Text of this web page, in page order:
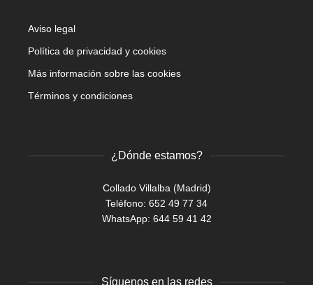
Aviso legal
Política de privacidad y cookies
Más información sobre las cookies
Términos y condiciones
¿Dónde estamos?
Collado Villalba (Madrid)
Teléfono: 652 49 77 34
WhatsApp: 644 59 41 42
Síguenos en las redes